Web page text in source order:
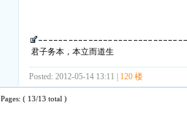
君子务本，本立而道生
Posted: 2012-05-14 13:11 | 120 楼
Pages: ( 13/13 total )